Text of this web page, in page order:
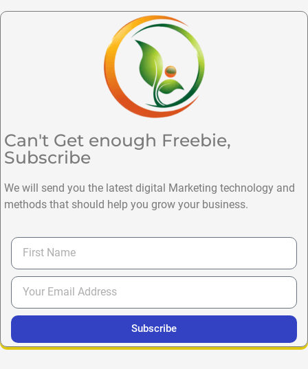
Can't Get enough Freebie,
Subscribe
We will send you the latest digital Marketing technology and
methods that should help you grow your business.
Subscribe